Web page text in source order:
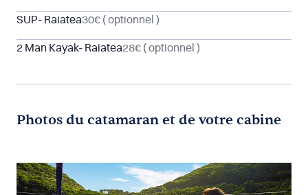
SUP- Raiatea30€ ( optionnel )
2 Man Kayak- Raiatea28€ ( optionnel )
Photos du catamaran et de votre cabine